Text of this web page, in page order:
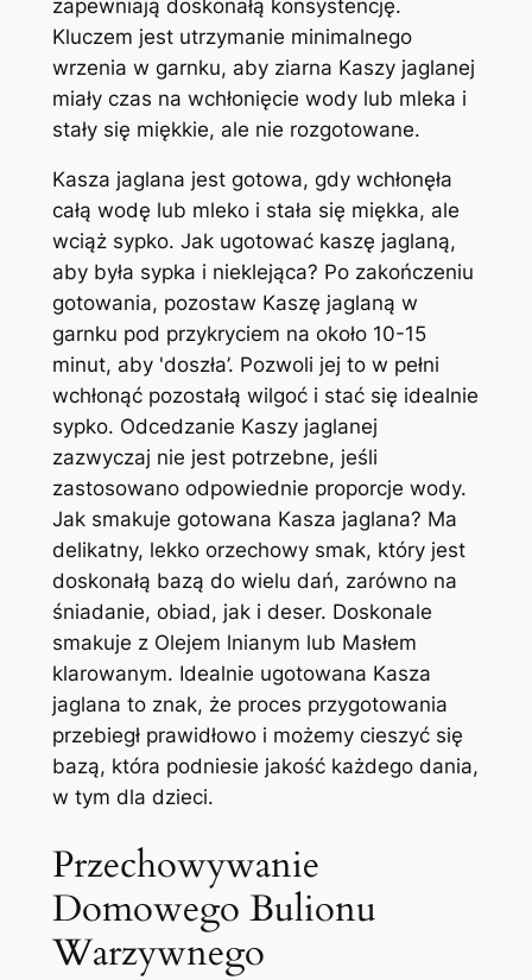
zapewniają doskonałą konsystencję.
Kluczem jest utrzymanie minimalnego
wrzenia w garnku, aby ziarna Kaszy jaglanej
miały czas na wchłonięcie wody lub mleka i
stały się miękkie, ale nie rozgotowane.
Kasza jaglana jest gotowa, gdy wchłonęła
całą wodę lub mleko i stała się miękka, ale
wciąż sypko. Jak ugotować kaszę jaglaną,
aby była sypka i nieklejąca? Po zakończeniu
gotowania, pozostaw Kaszę jaglaną w
garnku pod przykryciem na około 10-15
minut, aby 'doszła’. Pozwoli jej to w pełni
wchłonąć pozostałą wilgoć i stać się idealnie
sypko. Odcedzanie Kaszy jaglanej
zazwyczaj nie jest potrzebne, jeśli
zastosowano odpowiednie proporcje wody.
Jak smakuje gotowana Kasza jaglana? Ma
delikatny, lekko orzechowy smak, który jest
doskonałą bazą do wielu dań, zarówno na
śniadanie, obiad, jak i deser. Doskonale
smakuje z Olejem lnianym lub Masłem
klarowanym. Idealnie ugotowana Kasza
jaglana to znak, że proces przygotowania
przebiegł prawidłowo i możemy cieszyć się
bazą, która podniesie jakość każdego dania,
w tym dla dzieci.
Przechowywanie
Domowego Bulionu
Warzywnego